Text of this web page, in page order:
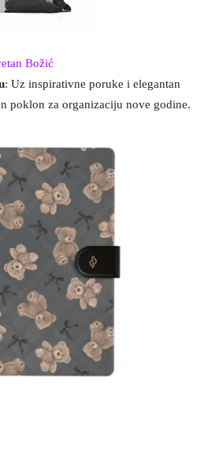
Božić
: Uz inspirativne poruke i elegantan
poklon za organizaciju nove godine.